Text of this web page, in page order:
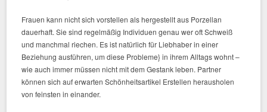
Frauen kann nicht sich vorstellen als hergestellt aus Porzellan
dauerhaft. Sie sind regelmäßig Individuen genau wer oft Schweiß
und manchmal riechen. Es ist natürlich für Liebhaber in einer
Beziehung ausführen, um diese Probleme} in ihrem Alltags wohnt –
wie auch immer müssen nicht mit dem Gestank leben. Partner
können sich auf erwarten Schönheitsartikel Erstellen herausholen
von feinsten in einander.